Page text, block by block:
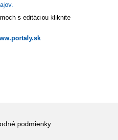
s editáciou kliknite
podmienky